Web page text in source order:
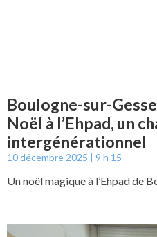
Boulogne-sur-
Noël à l’Ehpad, un
intergénérationnel
10 décembre 2025 9 h 15
Un noël magique à l’Ehpad de